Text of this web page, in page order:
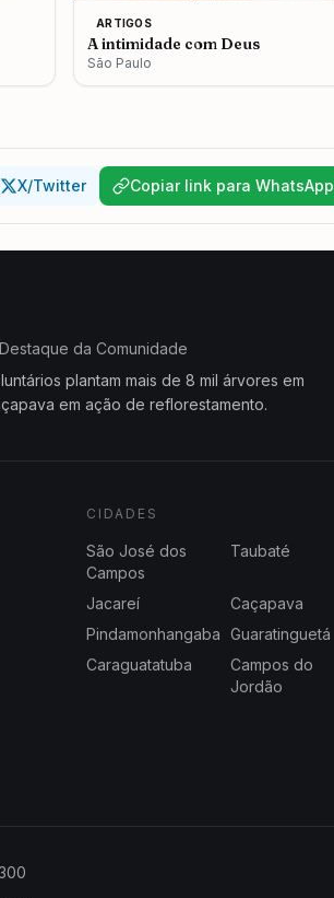
ARTIGOS
A intimidade com Deus
São Paulo
X/Twitter Copiar link para WhatsApp
Destaque da Comunidade
plantam mais de 8 mil árvores em
em ação de reflorestamento.
CIDADES
São José dos
Campos
Taubaté
Jacareí
Caçapava
Pindamonhangaba Guaratinguetá
Caraguatatuba
Campos do
Jordão